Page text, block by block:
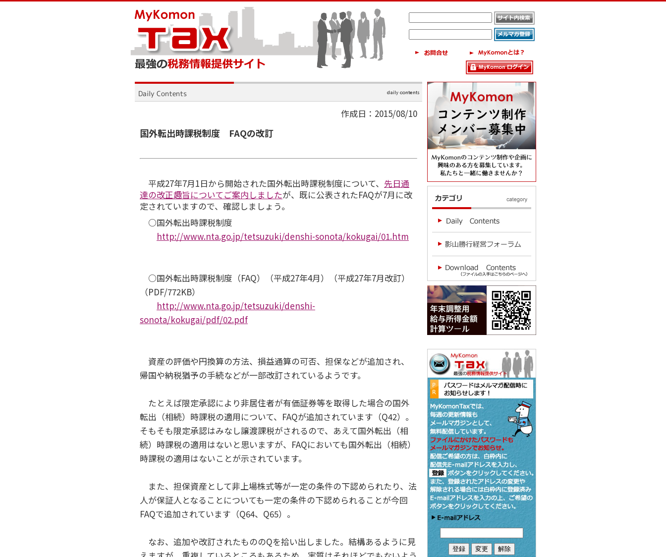
作成日：2015/08/10
国外転出時課税制度 FAQの改訂
平成27年7月1日から開始された国外転出時課税制度について、 先日通
達の改正趣旨についてご案内しましたが、既に公表されたFAQが7月に改
定されていますので、確認しましょう。
○国外転出時課税制度
http://www.nta.go.jp/tetsuzuki/denshi-sonota/kokugai/01.htm
○国外転出時課税制度（FAQ）（平成27年4月）（平成27年7月改訂）
（PDF/772KB）
http://www.nta.go.jp/tetsuzuki/denshi-
sonota/kokugai/pdf/02.pdf
資産の評価や円換算の方法、損益通算の可否、担保などが追加され、
帰国や納税猶予の手続などが一部改訂されているようです。
たとえば限定承認により非居住者が有価証券等を取得した場合の国外
転出（相続）時課税の適用について、FAQが追加されています（Q42）。
そもそも限定承認はみなし譲渡課税がされるので、あえて国外転出（相
続）時課税の適用はないと思いますが、FAQにおいても国外転出（相続）
時課税の適用はないことが示されています。
また、担保資産として非上場株式等が一定の条件の下認められたり、法
人が保証人となることについても一定の条件の下認められることが今回
FAQで追加されています（Q64、Q65）。
なお、追加や改訂されたもののQを拾い出しました。結構あるように見